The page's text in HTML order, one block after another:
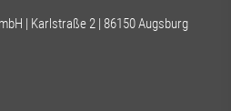
| Karlstraße 2 | 86150 Augsburg